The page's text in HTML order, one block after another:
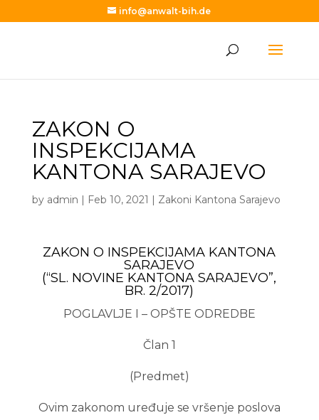
info@anwalt-bih.de
ZAKON O
INSPEKCIJAMA
KANTONA SARAJEVO
by admin | Feb 10, 2021 | Zakoni Kantona Sarajevo
ZAKON O INSPEKCIJAMA KANTONA
SARAJEVO
(“SL. NOVINE KANTONA SARAJEVO”,
BR. 2/2017)
POGLAVLJE I – OPŠTE ODREDBE
Član 1
(Predmet)
Ovim zakonom uređuje se vršenje poslova